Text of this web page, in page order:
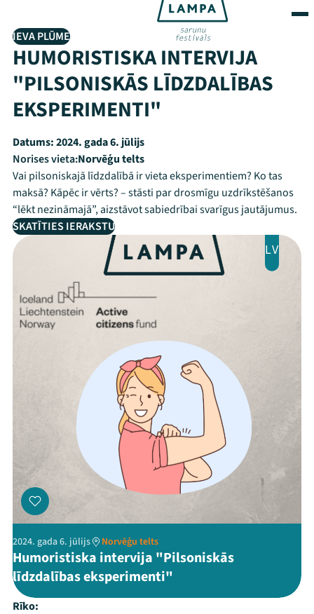
IEVA PLŪME
HUMORISTISKA INTERVIJA
"PILSONISKĀS LĪDZDALĪBAS
EKSPERIMENTI"
Datums:2024. gada 6. jūlijs
Norises vieta:Norvēģu telts
Vai pilsoniskajā līdzdalībā ir vieta eksperimentiem? Ko tas
maksā? Kāpēc ir vērts? – stāsti par drosmīgu uzdrīkstēšanos
“lēkt nezināmajā”, aizstāvot sabiedrībai svarīgus jautājumus.
SKATĪTIES IERAKSTU
LV
2024. gada 6. jūlijs Norvēģu telts
Humoristiska intervija "Pilsoniskās
līdzdalības eksperimenti"
Rīko: